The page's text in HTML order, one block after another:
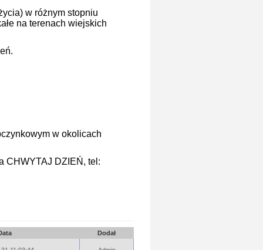
w różnym stopniu
na terenach wiejskich
w okolicach
CHWYTAJ DZIEŃ, tel:
Dodał